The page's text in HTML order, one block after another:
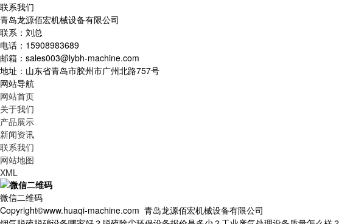
联系我们
青岛龙源佰宏机械设备有限公司
联系：刘总
电话：15908983689
邮箱：sales003@lybh-machine.com
地址：山东省青岛市胶州市广州北路757号
网站导航
网站首页
关于我们
产品展示
新闻资讯
联系我们
网站地图
XML
微信二维码
Copyright©www.huaqi-machine.com 青岛龙源佰宏机械设备有限公司